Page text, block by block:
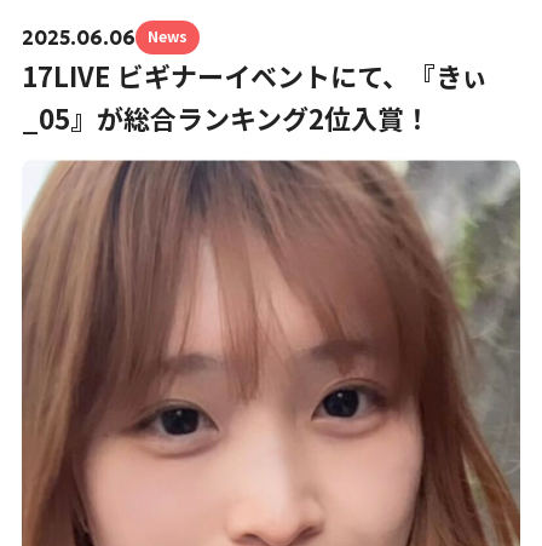
2025.06.06 News
17LIVE ビギナーイベントにて、『きぃ
_05』が総合ランキング2位入賞！